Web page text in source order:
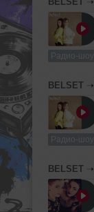
Радио-шоу
BELSET ➝
Радио-шоу
BELSET ➝